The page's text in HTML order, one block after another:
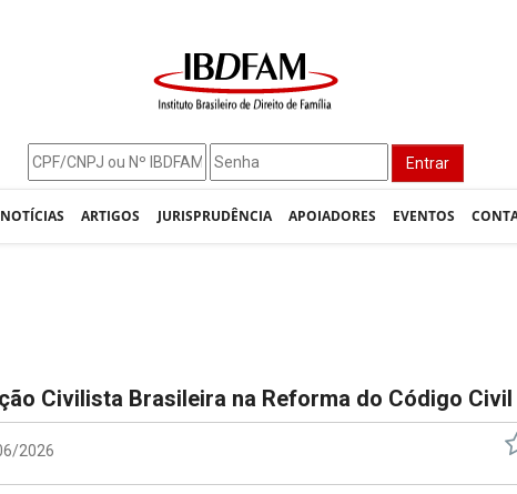
Entrar
NOTÍCIAS ARTIGOS JURISPRUDÊNCIA APOIADORES EVENTOS
Civilista Brasileira na Reforma do Código Civil
2026